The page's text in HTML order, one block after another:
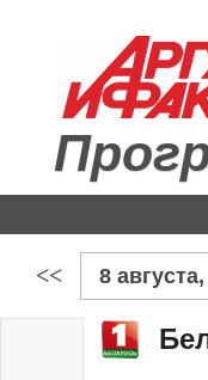
<< 8